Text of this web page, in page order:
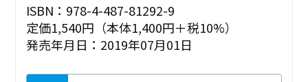
ISBN：978-4-487-81292-9
定価1,540円（本体1,400円＋税10%）
発売年月日：2019年07月01日